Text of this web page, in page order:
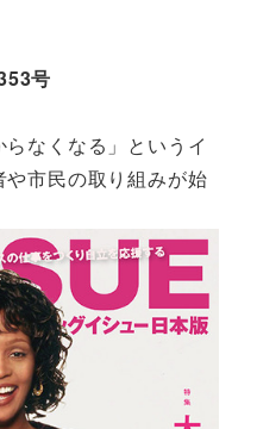
号
らなくなる」というイ
や市民の取り組みが始